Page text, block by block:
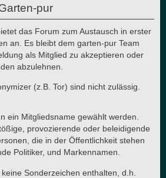
pur
das Forum zum Austausch in erster
an. Es bleibt dem garten-pur Team
als Mitglied zu akzeptieren oder
abzulehnen.
(z.B. Tor) sind nicht zulässig.
ein Mitgliedsname gewählt werden.
provozierende oder beleidigende
die in der Öffentlichkeit stehen
Politiker, und Markennamen.
Sonderzeichen enthalten, d.h.